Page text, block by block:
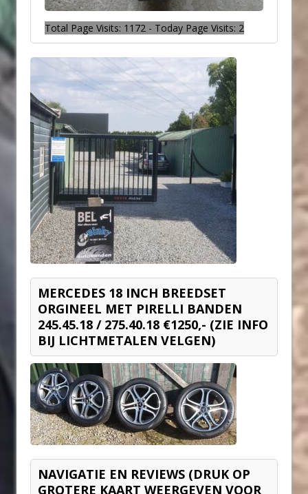
Total Page Visits: 1172 - Today Page Visits: 2
MERCEDES 18 INCH BREEDSET
ORGINEEL MET PIRELLI BANDEN
245.45.18 / 275.40.18 €1250,- (ZIE INFO
BIJ LICHTMETALEN VELGEN)
NAVIGATIE EN REVIEWS (DRUK OP
GROTERE KAART WEERGEVEN VOOR